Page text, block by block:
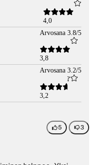
4,0
Arvosana 3.8/5
3,8
Arvosana 3.2/5
3,2
5 3